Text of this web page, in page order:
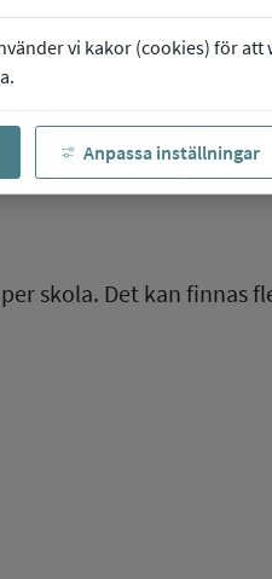
vi kakor (cookies) för
Anpassa inställningar
skola. Det kan finnas